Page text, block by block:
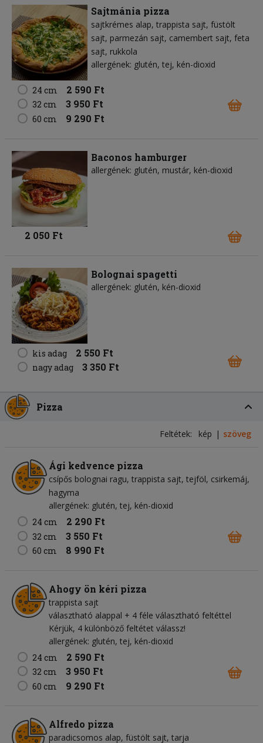
Sajtmánia pizza
sajtkrémes alap trappista sajt füstölt
sajt parmezán sajt camembert sajt feta
sajt rukkola
allergének: glutén, tej, kén-dioxid
24 cm 2 590 Ft
32 cm 3 950 Ft
60 cm 9 290 Ft
Baconos hamburger
allergének: glutén, mustár, kén-dioxid
2 050 Ft
Bolognai spagetti
allergének: glutén, kén-dioxid
kis adag 2 550 Ft
nagy adag 3 350 Ft
Pizza
Feltétek: kép szöveg
Ági kedvence pizza
csípős bolognai ragu trappista sajt tejföl csirkemáj
hagyma
allergének: glutén, tej, kén-dioxid
24 cm
2 290 Ft
32 cm 3 550 Ft
60 cm 8 990 Ft
Ahogy ön kéri pizza
trappista sajt
választható alappal + 4 féle választható feltéttel
Kérjük, 4 különböző feltétet válassz!
allergének: glutén, tej, kén-dioxid
24 cm
2 590 Ft
32 cm 3 950 Ft
60 cm 9 290 Ft
Alfredo pizza
paradicsomos alap füstölt sajt tarja